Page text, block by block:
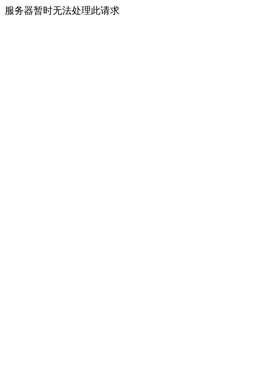
服务器暂时无法处理此请求